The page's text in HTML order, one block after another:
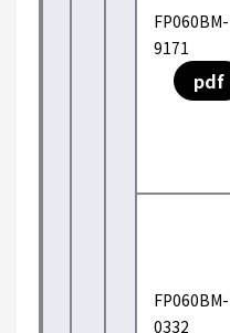
FP060BM-
9171
pdf
FP060BM-
0332